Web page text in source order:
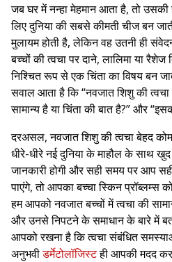
जब घर में नन्हा मेहमान आता है, तो
लिए दुनिया की सबसे कीमती चीज बन
मुलायम होती है, लेकिन वह उतनी ही
बच्चों की त्वचा पर दाने, लालिमा या
निश्चित रूप से एक चिंता का विषय बन
सवाल आता है कि “नवजात शिशु की त्वचा
सामान्य है या चिंता की बात है?” और
दरअसल, नवजात शिशु की त्वचा बेहद
धीरे-धीरे नई दुनिया के माहौल के साथ
जानकारी होगी और सही समय पर आप
पाएंगे, तो आपका बच्चा स्किन प्रॉब्लम्स
हम आपको नवजात बच्चों में त्वचा की
और उनसे निपटने के समाधान के बारे में
आपको रखना है कि त्वचा संबंधित
अनुभवीडर्मेटोलॉजिस्टही आपकी मदद